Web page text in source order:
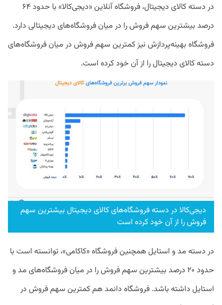
در دسته کالای دیجیتال، فروشگاه آنلاین «دیجی‌کالا» با حدود ۶۴
درصد بیشترین سهم فروش را در میان فروشگاه‌های دیجیتالی دارد.
فروشگاه بهینه‌پردازش نیز کمترین سهم فروش در میان فروشگاه‌های
دسته کالای دیجیتال را از آن خود کرده است.
دیجی‌کالا در دسته فروشگا‌ه‌های کالای دیجیتال بیشترین سهم
فروش را از آن خود کرده است
در دسته مد و استایل همچنین فروشگاه «کاکامی»، توانسته است با
حدود ۲۰ درصد بیشترین سهم فروش را در میان فروشگاه‌های مد و
استایل داشته باشد. فروشگاه دانمد هم کمترین سهم فروش در